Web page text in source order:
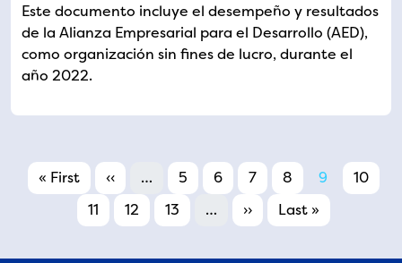
Este documento incluye el desempeño y resultados
de la Alianza Empresarial para el Desarrollo (AED),
como organización sin fines de lucro, durante el
año 2022.
Pagination
First page
« First Previous page
‹‹ … Page
5 Page
6 Page
7 Page
8 Page
9 Page
10
Page
11 Page
12 Page
13 … Next page
›› Last page
Last »